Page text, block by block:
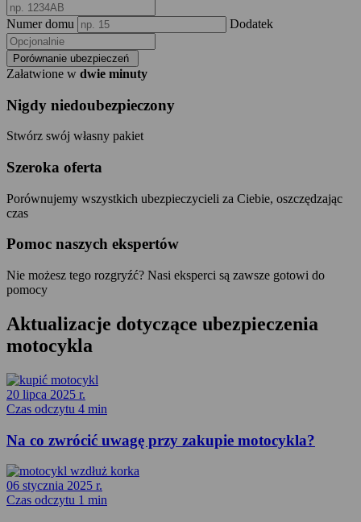
Numer domu Dodatek
Porównanie ubezpieczeń
Załatwione w dwie minuty
Nigdy niedoubezpieczony
Stwórz swój własny pakiet
Szeroka oferta
Porównujemy wszystkich ubezpieczycieli za Ciebie, oszczędzając
czas
Pomoc naszych ekspertów
Nie możesz tego rozgryźć? Nasi eksperci są zawsze gotowi do
pomocy
Aktualizacje dotyczące ubezpieczenia
motocykla
20 lipca 2025 r.
Czas odczytu 4 min
Na co zwrócić uwagę przy zakupie motocykla?
06 stycznia 2025 r.
Czas odczytu 1 min